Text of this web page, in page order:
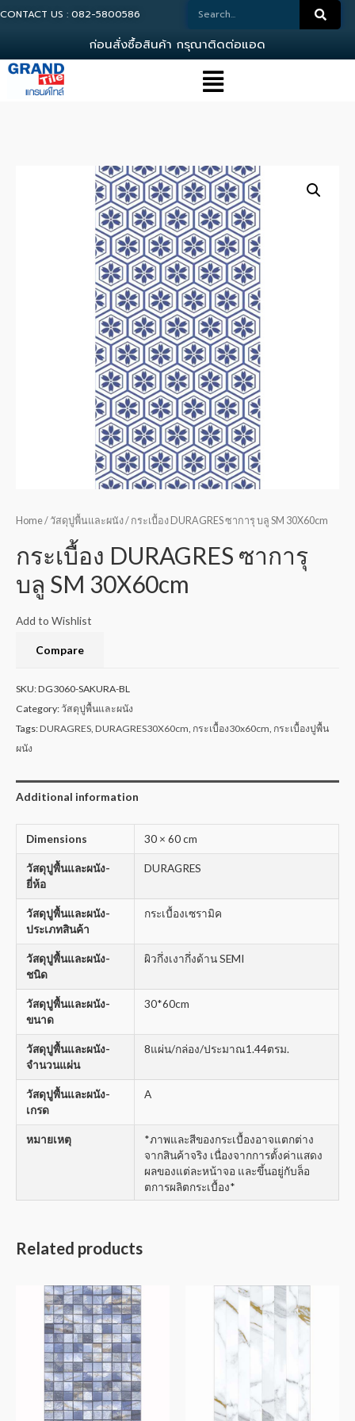
CONTACT US : 082-5800586
กอนสงซอสนคา กรณาตดตอแอดม
Home/ วัสดุปูพื้นและผนัง/ กระเบื้อง DURAGRES ซาการุ บลู SM 30X60cm
กระเบื้อง DURAGRES ซาการุ
บลู SM 30X60cm
Add to Wishlist
Compare
SKU:DG3060-SAKURA-BL
Category:วัสดุปูพื้นและผนัง
Tags:DURAGRES DURAGRES30X60cm กระเบื้อง30x60cm กระเบื้องปูพื้น
ผนัง
Additional information
Dimensions 30 × 60 cm
วัสดุปูพื้นและผนัง-
ยี่ห้อ
DURAGRES
วัสดุปูพื้นและผนัง-
ประเภทสินค้า
กระเบื้องเซรามิค
วัสดุปูพื้นและผนัง-
ชนิด
ผิวกึ่งเงากึ่งด้าน SEMI
วัสดุปูพื้นและผนัง-
ขนาด
30*60cm
วัสดุปูพื้นและผนัง-
จำนวนแผ่น
8แผ่น/กล่อง/ประมาณ1.44ตรม.
วัสดุปูพื้นและผนัง-
เกรด
A
หมายเหตุ
*ภาพและสีของกระเบื้องอาจแตกต่าง
จากสินค้าจริง เนื่องจากการตั้งค่าแสดง
ผลของแต่ละหน้าจอ และขึ้นอยู่กับล็อ
ตการผลิตกระเบื้อง*
Related products